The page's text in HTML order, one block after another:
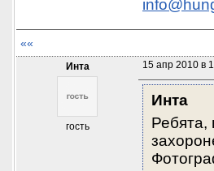
««
Инта
гость
15 апр 2010 в
Инта
Ребята,